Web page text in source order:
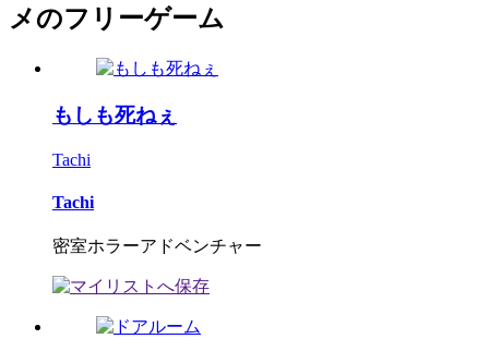
メのフリーゲーム
もしも死ねぇ
Tachi
Tachi
密室ホラーアドベンチャー